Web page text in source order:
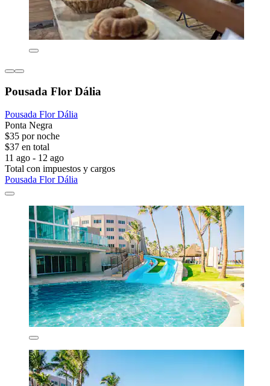
Pousada Flor Dália
Pousada Flor Dália
Ponta Negra
$35 por noche
$37 en total
11 ago - 12 ago
Total con impuestos y cargos
Pousada Flor Dália